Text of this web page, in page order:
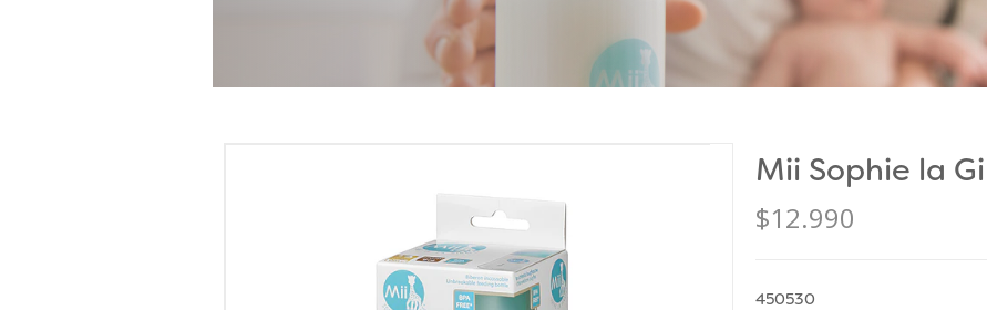
Mii Sophie la
$12.990
450530